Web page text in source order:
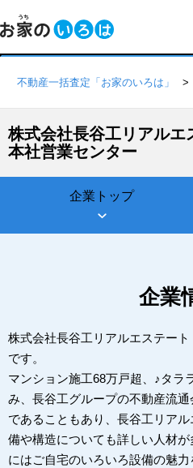
不動産一括査定「お家のいろは」
株式会社長谷工リアル
本社営業センター
企業トップ
企業
株式会社長谷工リアルエステー
です。
マンション施工68万戸超、♪タラ
み、長谷工グループの不動産流
であることもあり、長谷工リア
備や構造についても詳しい人材
にはご自宅のいろいろ設備の魅